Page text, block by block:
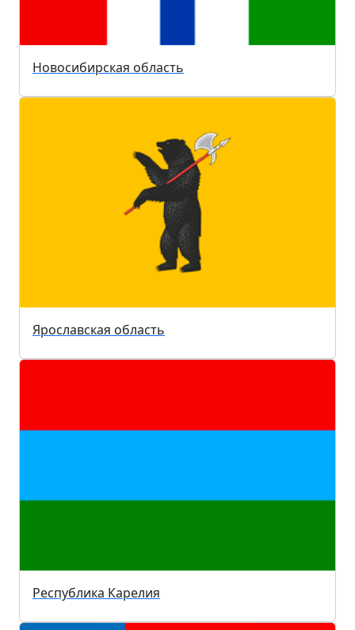
Новосибирская область
Ярославская область
Республика Карелия